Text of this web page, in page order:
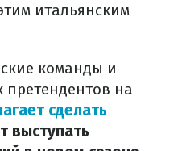
итальянским
команды и
на
сделать
выступать